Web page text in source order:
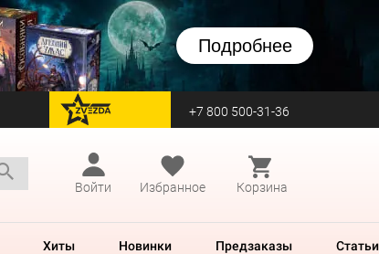
Подробнее
перейти на Zvezda +7 800 500-31-36
Войти
Избранное Корзина
Хиты Новинки Предзаказы Статьи